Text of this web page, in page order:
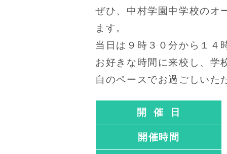
ぜひ、中村学園中学校のオ
ます。
当日は９時３０分から１４
お好きな時間に来校し、学
自のペースでお過ごしい
開 催 日
開催時間